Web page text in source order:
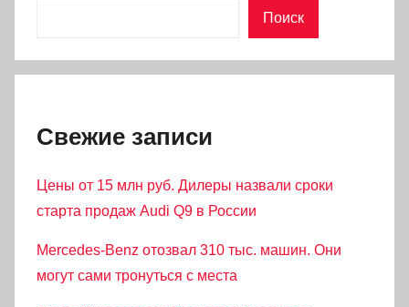
Поиск
Свежие записи
Цены от 15 млн руб. Дилеры назвали сроки
старта продаж Audi Q9 в России
Mercedes-Benz отозвал 310 тыс. машин. Они
могут сами тронуться с места